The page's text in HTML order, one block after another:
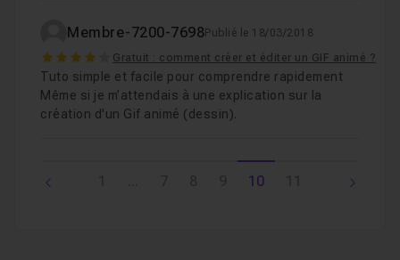
Membre-7200-7698Publié le 18/03/2018
4 Gratuit : comment créer et éditer un GIF animé ?
Tuto simple et facile pour comprendre rapidement
Même si je m’attendais à une explication sur la
création d'un Gif animé (dessin).
10